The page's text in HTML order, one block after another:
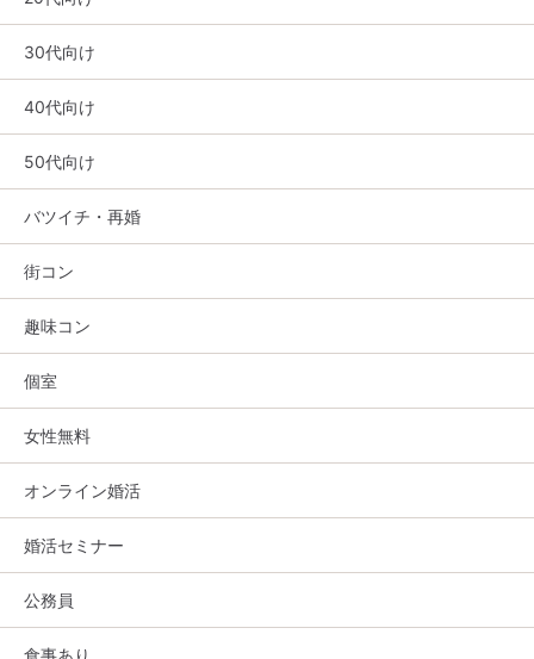
30代向け
40代向け
50代向け
バツイチ・再婚
街コン
趣味コン
個室
女性無料
オンライン婚活
婚活セミナー
公務員
食事あり